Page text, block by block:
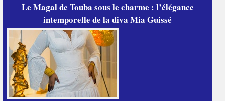
Le Magal de Touba sous le charme : l’élégance
intemporelle de la diva Mia Guissé